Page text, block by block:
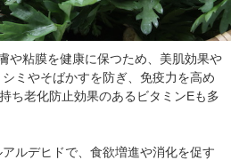
や粘膜を健康に保つため、美肌効果や
ミやそばかすを防ぎ、免疫力を高め
ち老化防止効果のあるビタミンEも多
ルデヒドで、食欲増進や消化を促す